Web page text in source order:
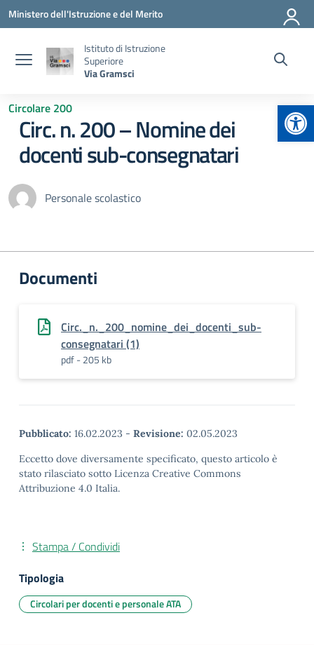
Vai ai contenuti
Vai al menu di navigazione
Vai al footer
Ministero dell'Istruzione e del Merito
Istituto di Istruzione
Superiore
Via Gramsci
Circolare 200
Circ. n. 200 – Nomine dei
docenti sub-consegnatari
Personale scolastico
Documenti
Circ._n._200_nomine_dei_docenti_sub-
consegnatari (1)
pdf - 205 kb
Pubblicato: 16.02.2023 - Revisione: 02.05.2023
Eccetto dove diversamente specificato, questo articolo è
stato rilasciato sotto Licenza Creative Commons
Attribuzione 4.0 Italia.
Stampa / Condividi
Tipologia
Circolari per docenti e personale ATA